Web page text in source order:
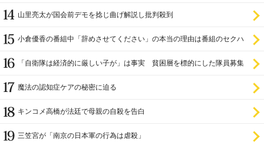
山里亮太が国会前デモを捻じ曲げ解説し批判殺到
小倉優香の番組中「辞めさせてください」の本当の理由は番組のセクハ
「自衛隊は経済的に厳しい子が」は事実 貧困層を標的にした隊員募集
魔法の認知症ケアの秘密に迫る
キンコメ高橋が法廷で母親の自殺を告白
三笠宮が「南京の日本軍の行為は虐殺」